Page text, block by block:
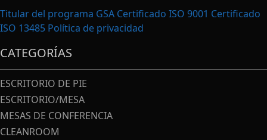
Titular del programa GSA Certificado ISO 9001 Certificado
ISO 13485 Política de privacidad
CATEGORÍAS
ESCRITORIO DE PIE
ESCRITORIO/MESA
MESAS DE CONFERENCIA
CLEANROOM